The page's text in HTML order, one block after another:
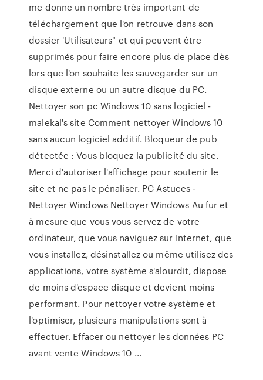
me donne un nombre très important de
téléchargement que l'on retrouve dans son
dossier 'Utilisateurs" et qui peuvent être
supprimés pour faire encore plus de place dès
lors que l'on souhaite les sauvegarder sur un
disque externe ou un autre disque du PC.
Nettoyer son pc Windows 10 sans logiciel -
malekal's site Comment nettoyer Windows 10
sans aucun logiciel additif. Bloqueur de pub
détectée : Vous bloquez la publicité du site.
Merci d'autoriser l'affichage pour soutenir le
site et ne pas le pénaliser. PC Astuces -
Nettoyer Windows Nettoyer Windows Au fur et
à mesure que vous vous servez de votre
ordinateur, que vous naviguez sur Internet, que
vous installez, désinstallez ou même utilisez des
applications, votre système s'alourdit, dispose
de moins d'espace disque et devient moins
performant. Pour nettoyer votre système et
l'optimiser, plusieurs manipulations sont à
effectuer. Effacer ou nettoyer les données PC
avant vente Windows 10 ...